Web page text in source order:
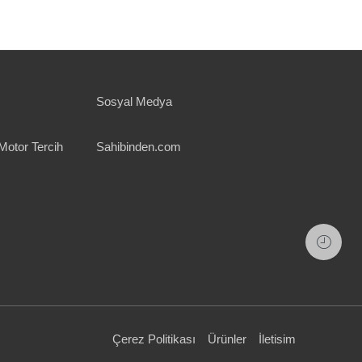
Tercih
Sosyal Medya
Sahibinden.com
Çerez Politikası Ürünler İletisim